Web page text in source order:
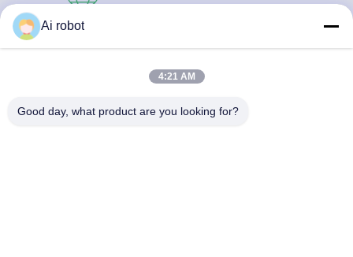
Ai robot
4:21 AM
Good day, what product are you looking for?